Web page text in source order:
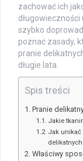
zachować ich
długowieczności
szybko
poznać zasady,
pranie
długie lata.
Spis treści
Pranie
Jakie
Jak unikać
Właściwy